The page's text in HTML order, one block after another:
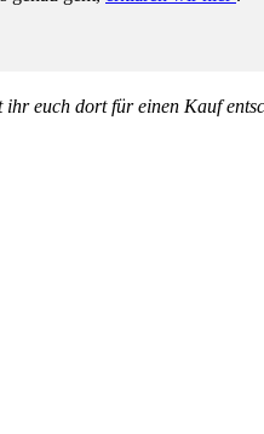
euch dort für einen Kauf